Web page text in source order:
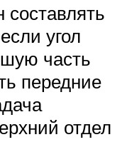
угол
часть
передние
отдел